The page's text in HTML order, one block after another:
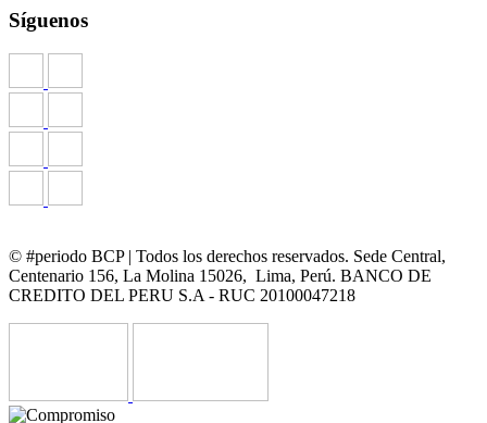
Síguenos
© #periodo BCP | Todos los derechos reservados. Sede Central,
Centenario 156, La Molina 15026, Lima, Perú. BANCO DE
CREDITO DEL PERU S.A - RUC 20100047218